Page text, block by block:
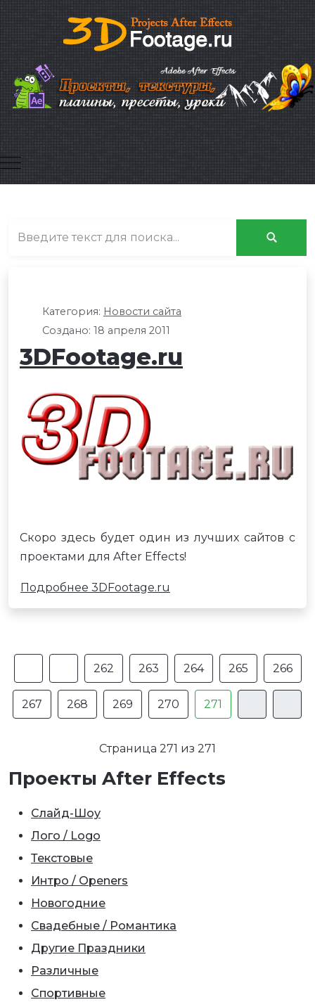
Mobile Menu Toggle
Категория: Новости сайта
Создано: 18 апреля 2011
3DFootage.ru
Скоро здесь будет один из лучших сайтов с
проектами для After Effects!
Подробнее 3DFootage.ru
262 263 264 265 266
267 268 269 270 271
Страница 271 из 271
Проекты After Effects
Слайд-Шоу
Лого / Logo
Текстовые
Интро / Openers
Новогодние
Свадебные / Романтика
Другие Праздники
Различные
Спортивные